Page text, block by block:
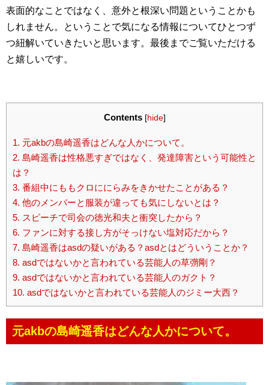
表面的なことではなく、意外と根深い問題ということかも
しれません。ということで気になる情報についてひとつず
つ紐解いていきたいと思います。最後までご覧いただける
と嬉しいです。
Contents [hide]
1. 元akbの島崎遥香はどんな人かについて。
2. 島崎遥香は性格悪すぎではなく、発達障害という可能性と
は？
3. 番組中にももクロににらみをきかせたことがある？
4. 他のメンバーと服装が違っても気にしないとは？
5. スピーチで司会の徳光和夫と衝突したから？
6. ファンに対する接し方がそっけない塩対応だから？
7. 島崎遥香はasdの疑いがある？asdとはどういうことか？
8. asdではないかと言われている芸能人の草彅剛？
9. asdではないかと言われている芸能人のガクト？
10. asdではないかと言われている芸能人のジミー大西？
元akbの島崎遥香はどんな人かについて。